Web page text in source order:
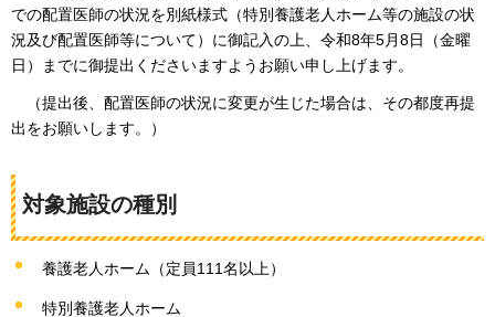
での配置医師の状況を別紙様式（特別養護老人ホーム等の施設の状
況及び配置医師等について）に御記入の上、令和8年5月8日（金曜
日）までに御提出くださいますようお願い申し上げます。
（提出後、配置医師の状況に変更が生じた場合は、その都度再提
出をお願いします。）
対象施設の種別
養護老人ホーム（定員111名以上）
特別養護老人ホーム